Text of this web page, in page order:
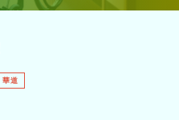
華道